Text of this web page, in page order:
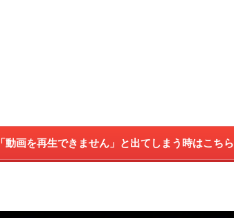
「動画を再生できません」と出てしまう時はこちら